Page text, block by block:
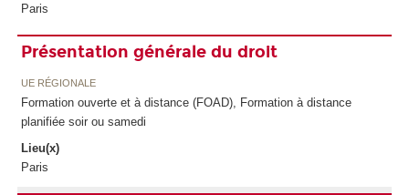
Paris
Présentation générale du droit
UE RÉGIONALE
Formation ouverte et à distance (FOAD), Formation à distance
planifiée soir ou samedi
Lieu(x)
Paris